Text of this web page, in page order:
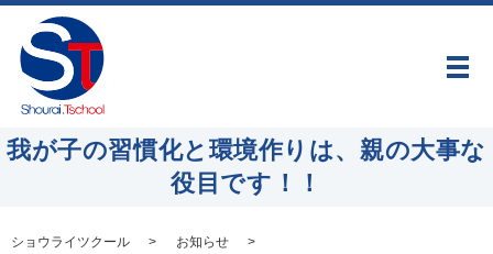
メ
我が子の習慣化と環境作りは、親の大事な
役目です！！
ショウライツクール
お知らせ